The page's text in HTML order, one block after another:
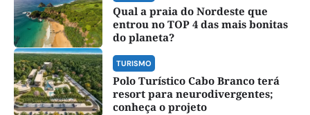
Qual a praia do Nordeste que
entrou no TOP 4 das mais bonitas
do planeta?
TURISMO
Polo Turístico Cabo Branco terá
resort para neurodivergentes;
conheça o projeto